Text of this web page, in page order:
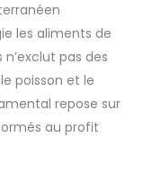
les aliments de
pas des
poisson et le
repose sur
au profit